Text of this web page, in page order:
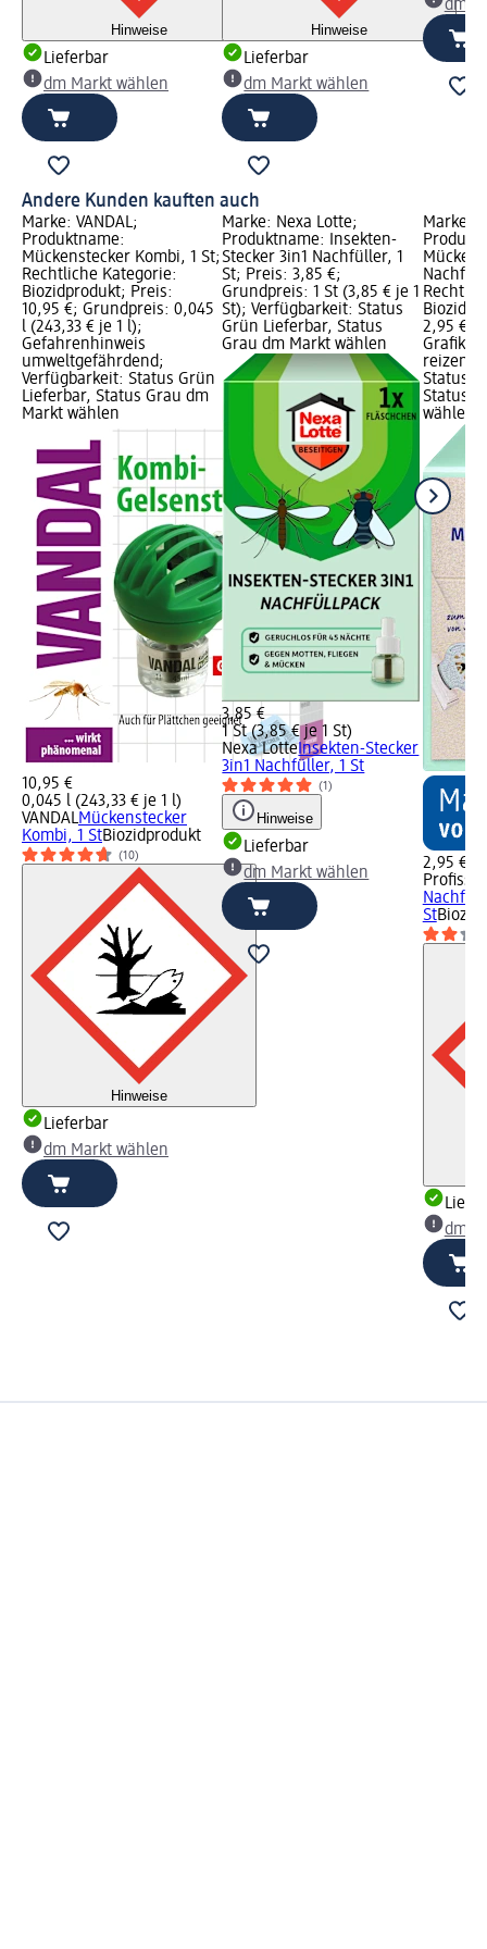
Hinweise
Lieferbar
dm Markt wählen
Hinweise
Lieferbar
dm Markt wählen
dm
Andere Kunden kauften auch
Marke: VANDAL;
Produktname:
Mückenstecker Kombi, 1 St;
Rechtliche Kategorie:
Biozidprodukt; Preis:
10,95 €; Grundpreis: 0,045
l (243,33 € je 1 l);
Gefahrenhinweis
umweltgefährdend;
Verfügbarkeit: Status Grün
Lieferbar, Status Grau dm
Markt wählen
10,95 €
0,045 l (243,33 € je 1 l)
VANDALMückenstecker
Kombi, 1 StBiozidprodukt
(10)
Hinweise
Lieferbar
dm Markt wählen
Marke: Nexa Lotte;
Produktname: Insekten-
Stecker 3in1 Nachfüller, 1
St; Preis: 3,85 €;
Grundpreis: 1 St (3,85 € je 1
St); Verfügbarkeit: Status
Grün Lieferbar, Status
Grau dm Markt wählen
3,85 €
1 St (3,85 € je 1 St)
Nexa LotteInsekten-Stecker
3in1 Nachfüller, 1 St
(1)
Hinweise
Lieferbar
dm Markt wählen
Marke:
2,95 €;
Grafik;
reizend;
Status
Status
wählen
2,95 €
St
dm